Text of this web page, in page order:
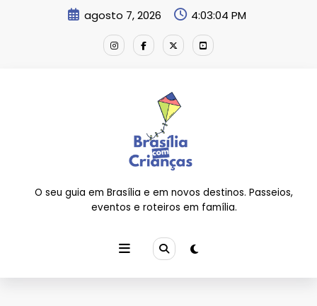
agosto 7, 2026 4:03:05 PM
O seu guia em Brasília e em novos destinos. Passeios,
eventos e roteiros em família.